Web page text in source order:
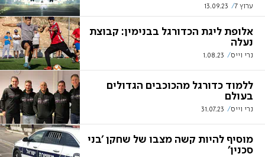
ערוץ 7 13.09.23
אלופת ליגת הכדורגל בבנימין: קבוצת
נעלה
נרי וייס 1.08.23
ללמוד כדורגל מהכוכבים הגדולים
בעולם
נרי וייס 31.07.23
מוסיף להיות קשה מצבו של שחקן 'בני
סכנין'